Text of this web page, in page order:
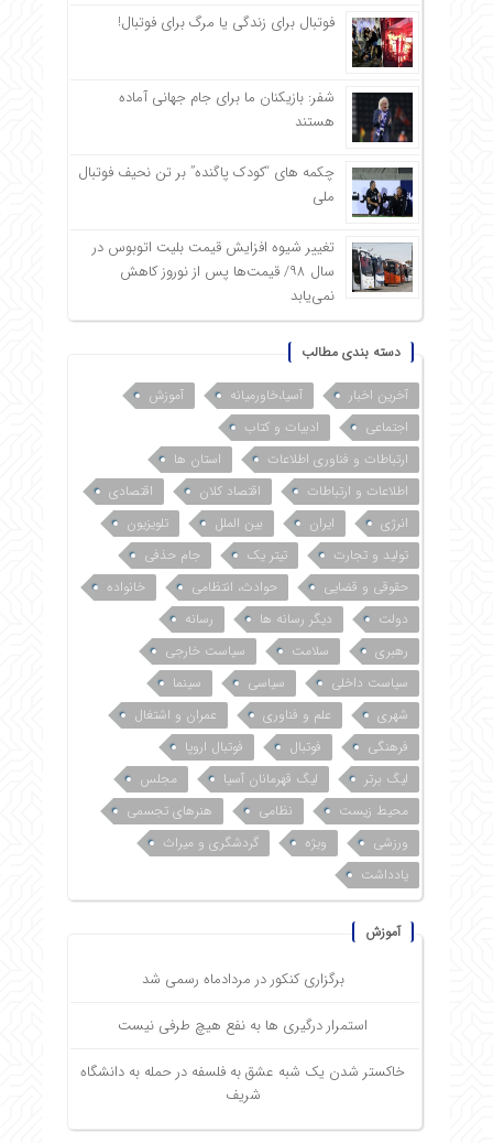
فوتبال برای زندگی یا مرگ برای فوتبال!
شفر: بازیکنان ما برای جام جهانی آماده
هستند
چکمه های “کودک پاگنده” بر تن نحیف فوتبال
ملی
تغییر شیوه افزایش قیمت بلیت اتوبوس در
سال ۹۸/ قیمت‌ها پس از نوروز کاهش
نمی‌یابد
دسته بندی مطالب
آخرین اخبار آسیا،خاورمیانه
آموزش
اجتماعی
ادبیات و کتاب
ارتباطات و فناوری اطلاعات
استان ها
اطلاعات و ارتباطات
اقتصاد کلان
اقتصادی
انرژی
ایران بین الملل
تلویزیون
تولید و تجارت
تیتر یک
جام حذفی
حقوقی و قضایی
حوادث، انتظامی
خانواده
دولت
دیگر رسانه ها
رسانه
رهبری
سلامت
سیاست خارجی
سیاست داخلی
سیاسی
سینما
شهری
علم و فناوری
عمران و اشتغال
فرهنگی
فوتبال
فوتبال اروپا
لیگ برتر
لیگ قهرمانان آسیا
مجلس
محیط زیست
نظامی
هنرهای تجسمی
ورزشی
ویژه
گردشگری و میراث
یادداشت
آموزش
برگزاری کنکور در مردادماه رسمی شد
استمرار درگیری ها به نفع هیچ طرفی نیست
خاکستر شدن یک شبه عشق به فلسفه در حمله به دانشگاه
شریف